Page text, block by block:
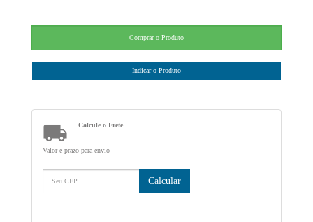
 Calcule o Frete
Valor e prazo para envio
Calcular